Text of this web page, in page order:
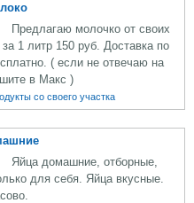
Предлагаю молочко от своих
1 литр 150 руб. Доставка по
( если не отвечаю на
в Макс )
со своего участка
Яйца домашние, отборные,
для себя. Яйца вкусные.